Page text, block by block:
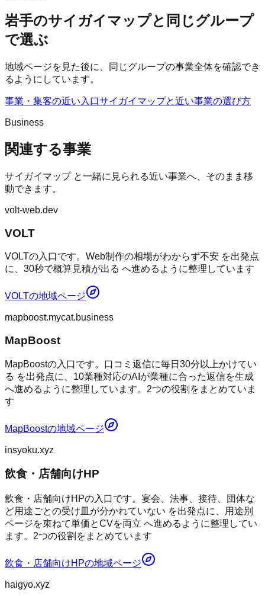
岩手のサイガイマップと同じグループ
で選ぶ
地域ページを見た後に、同じグループの事業全体を確認でき
るようにしています。
事業・集客の近い入口サイガイマップと近い事業の選び方
Business
関連する事業
サイガイマップと一緒に見られる近い事業へ、そのまま移
動できます。
volt-web.dev
VOLT
VOLTの入口です。Web制作の相場がわからず不安 を出発点
に、30秒で概算見積が出る へ進めるように整理しています
VOLTの地域ページ
mapboost.mycat.business
MapBoost
MapBoostの入口です。口コミ返信に毎日30分以上かけてい
る を出発点に、10業種対応のAIが業種に合った返信を生成
へ進めるように整理しています。2つの役割をまとめていま
す
MapBoostの地域ページ
insyoku.xyz
飲食・店舗向けHP
飲食・店舗向けHPの入口です。宴会、法事、接待、団体な
ど用途ごとの受け皿が分かれていない を出発点に、用途別
ページを束ねて単価とCVを両立 へ進めるように整理してい
ます。2つの役割をまとめています
飲食・店舗向けHPの地域ページ
haigyo.xyz